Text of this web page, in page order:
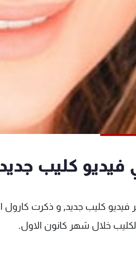
كليب
فيديو كليب جديد, و ذكرت كارول
خلال شهر كانون الاول.